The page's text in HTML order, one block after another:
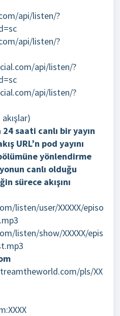
api/listen/?
api/listen/?
api/listen/?
api/listen/?
akışlar)
24 saati canlı bir yayın
URL’n pod yayını
yönlendirme
canlı olduğu
sürece akışını
listen/user/XXXXX/episo
listen/show/XXXXX/epis
pls/XX